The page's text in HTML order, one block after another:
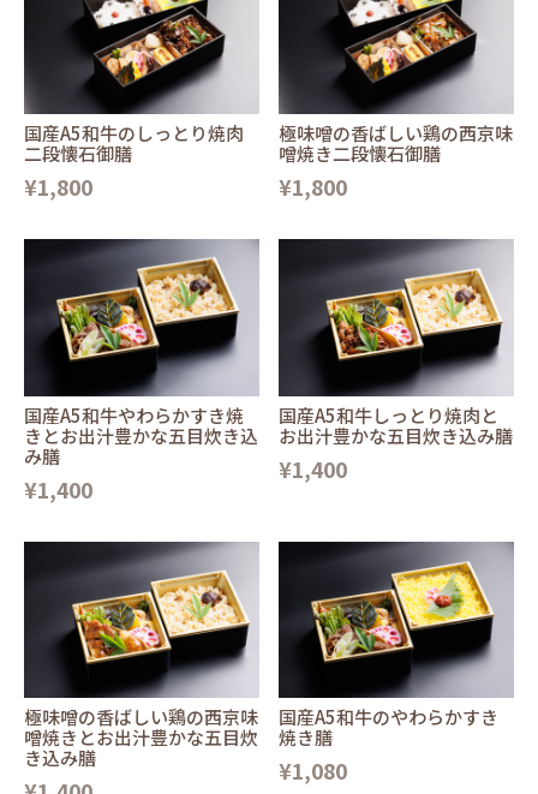
国産A5和牛のしっとり焼肉
二段懐石御膳
¥1,800
極味噌の香ばしい鶏の西京味
噌焼き二段懐石御膳
¥1,800
国産A5和牛やわらかすき焼
きとお出汁豊かな五目炊き込
み膳
¥1,400
国産A5和牛しっとり焼肉と
お出汁豊かな五目炊き込み膳
¥1,400
極味噌の香ばしい鶏の西京味
噌焼きとお出汁豊かな五目炊
き込み膳
国産A5和牛のやわらかすき
焼き膳
¥1,080